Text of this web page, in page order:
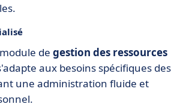
de gestion des ressources
aux besoins spécifiques des
une administration fluide et